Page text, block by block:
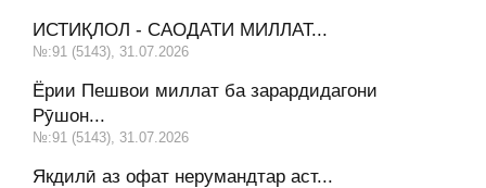
ИСТИҚЛОЛ - САОДАТИ МИЛЛАТ...
№:91 (5143), 31.07.2026
Ёрии Пешвои миллат ба зарардидагони
Рӯшон...
№:91 (5143), 31.07.2026
Якдилӣ аз офат нерумандтар аст...